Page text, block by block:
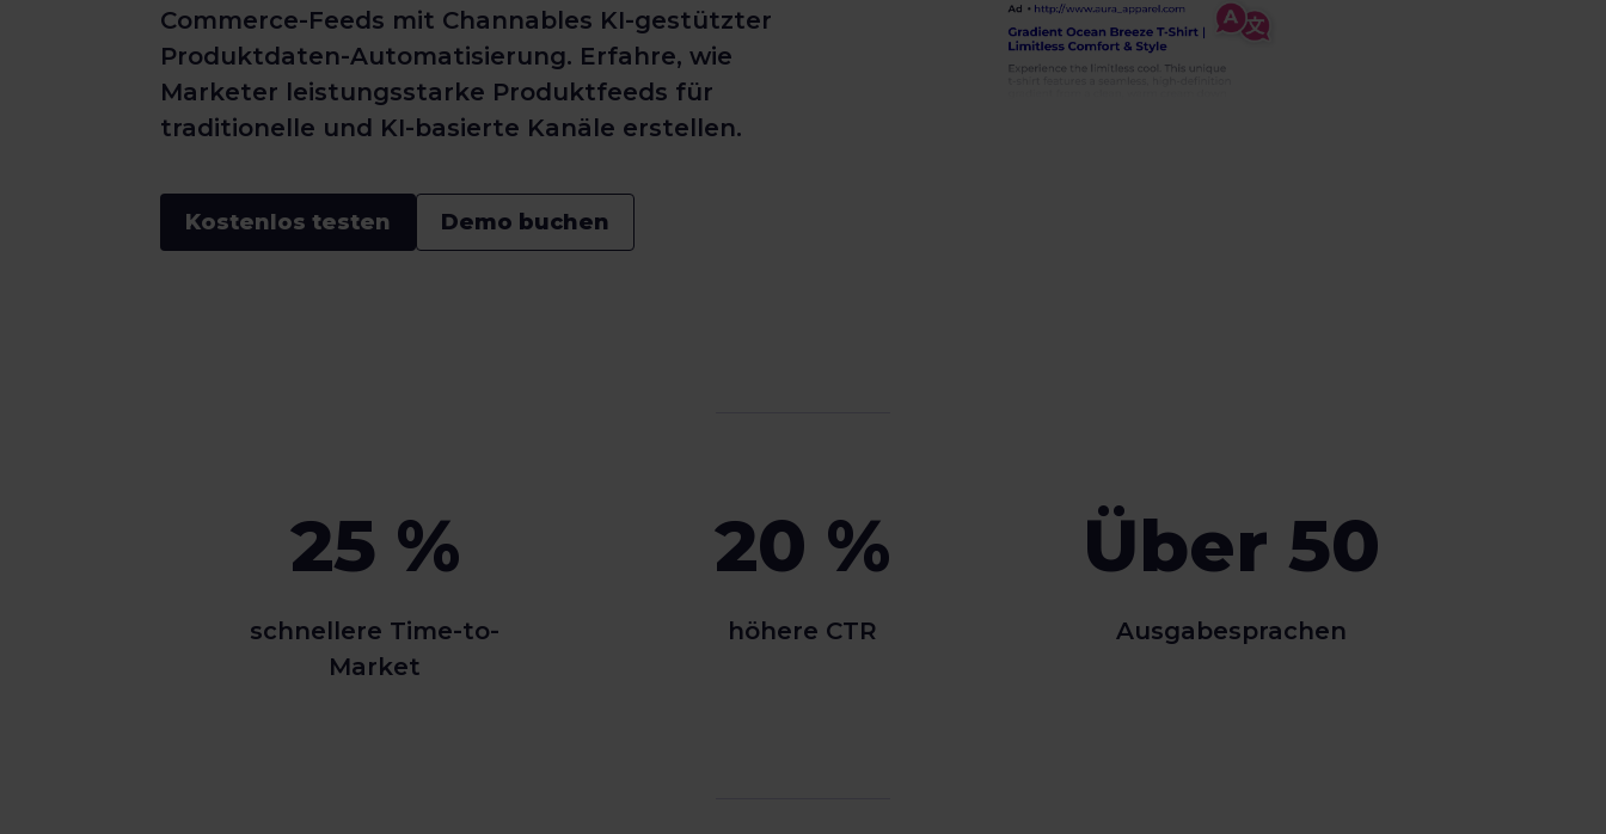
Commerce-Feeds mit Channables KI-gestützter
Produktdaten-Automatisierung. Erfahre, wie
Marketer leistungsstarke Produktfeeds für
traditionelle und KI-basierte Kanäle erstellen.
Kostenlos testen Demo buchen
25 %
schnellere Time-to-
Market
20 %
höhere CTR
Über 50
Ausgabesprachen